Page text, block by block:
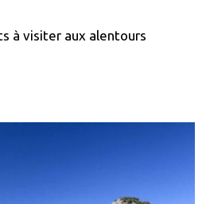
à visiter aux alentours